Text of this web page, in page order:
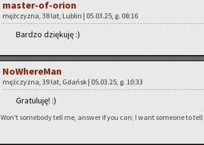
ma­ster-of-orion
męż­czy­zna, 38 lat, Lu­blin | 05.03.25, g. 08:16
Bar­dzo dzię­ku­ję :)
No­Whe­re­Man
męż­czy­zna, 39 lat, Gdańsk | 05.03.25, g. 10:33
Gra­tu­lu­ję! :)
Won't so­me­bo­dy tell me, an­swer if you can; I want so­me­one to